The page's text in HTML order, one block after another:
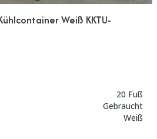
Weiß KKTU-
20 Fuß
Gebraucht
Weiß